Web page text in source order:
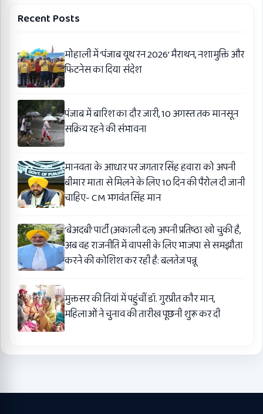
Recent Posts
मोहाली में ‘पंजाब यूथ रन 2026’ मैराथन, नशामुक्ति और
फिटनेस का दिया संदेश
पंजाब में बारिश का दौर जारी, 10 अगस्त तक मानसून
सक्रिय रहने की संभावना
मानवता के आधार पर जगतार सिंह हवारा को अपनी
बीमार माता से मिलने के लिए 10 दिन की पैरोल दी जानी
चाहिए- CM भगवंत सिंह मान
‘बेअदबी’ पार्टी (अकाली दल) अपनी प्रतिष्ठा खो चुकी है,
अब वह राजनीति में वापसी के लिए भाजपा से समझौता
करने की कोशिश कर रही है: बलतेज पन्नू
मुक्तसर की तियां में पहुंचीं डॉ. गुरप्रीत कौर मान,
महिलाओं ने चुनाव की तारीख पूछनी शुरू कर दी